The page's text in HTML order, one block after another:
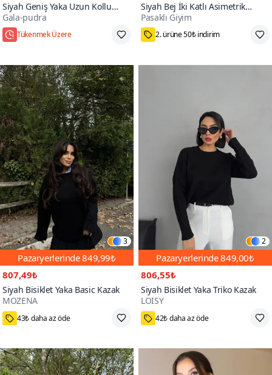
Siyah Geniş Yaka Uzun Kollu
Triko Kazak
Gala-pudra
Tükenmek Üzere
Siyah Bej İki Katlı Asimetrik
Akrilik Kışlık Uzun Kollu Balıkçı
Yaka Kazak
Pasaklı Giyim
100+
2. ürüne 50₺ indirim
3
Pazaryerlerinde849,99₺
807,49₺
Siyah Bisiklet Yaka Basic Kazak
MOZENA
43₺ daha az öde
2
Pazaryerlerinde849,00₺
806,55₺
Siyah Bisiklet Yaka Triko Kazak
LOISY
50+
42₺ daha az öde